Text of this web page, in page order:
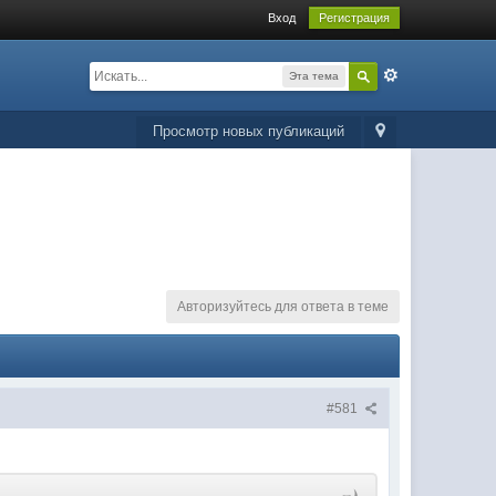
Вход Регистрация
Эта тема
Просмотр новых публикаций
Авторизуйтесь для ответа в теме
#581